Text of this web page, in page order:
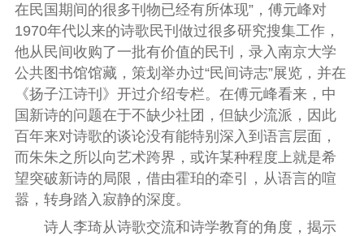
在民国期间的很多刊物已经有所体现”，傅元峰对
1970年代以来的诗歌民刊做过很多研究搜集工作，
他从民间收购了一批有价值的民刊，录入南京大学
公共图书馆馆藏，策划举办过“民间诗志”展览，并在
《扬子江诗刊》开过介绍专栏。在傅元峰看来，中
国新诗的问题在于不缺少社团，但缺少流派，因此
百年来对诗歌的谈论没有能特别深入到语言层面，
而朱朱之所以向艺术跨界，或许某种程度上就是希
望突破新诗的局限，借由霍珀的牵引，从语言的喧
嚣，转身踏入寂静的深度。
诗人李琦从诗歌交流和诗学教育的角度，揭示